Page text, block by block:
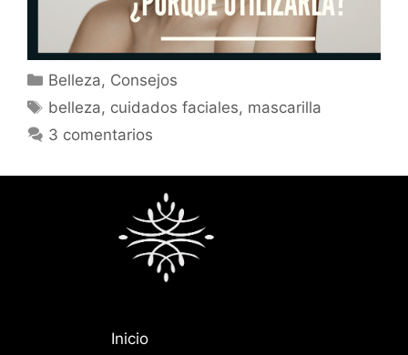
Belleza, Consejos
belleza, cuidados faciales, mascarilla
3 comentarios
Inicio